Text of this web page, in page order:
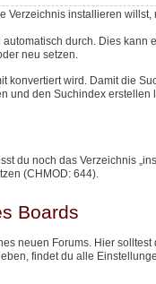
Verzeichnis installieren
durch. Dies
neu setzen.
konvertiert wird. Damit die
und den Suchindex
du noch das Verzeichnis
(CHMOD: 644).
Boards
neuen Forums. Hier
findet du alle